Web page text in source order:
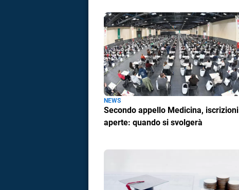
NEWS
Secondo appello Medicina, iscrizioni
aperte: quando si svolgerà